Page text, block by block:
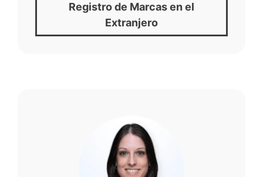
Registro de Marcas en el
Extranjero